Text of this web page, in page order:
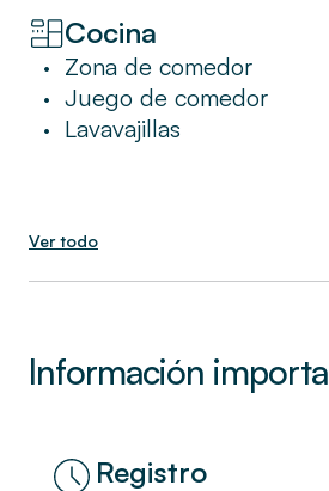
gratis, televisión por cable,
cama de hotel, artículos de
una máquina Nespresso.
Cocina
• Zona de comedor
• Juego de comedor
• Lavavajillas
Ver todo
Información
Registro